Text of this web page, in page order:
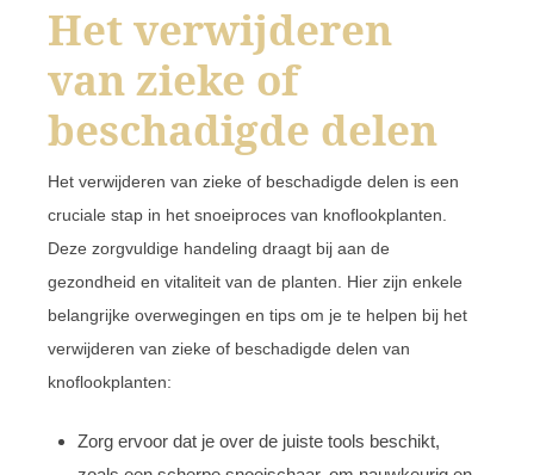
Het verwijderen
van zieke of
beschadigde delen
Het verwijderen van zieke of beschadigde delen is een
cruciale stap in het snoeiproces van knoflookplanten.
Deze zorgvuldige handeling draagt bij aan de
gezondheid en vitaliteit van de planten. Hier zijn enkele
belangrijke overwegingen en tips om je te helpen bij het
verwijderen van zieke of beschadigde delen van
knoflookplanten:
Zorg ervoor dat je over de juiste tools beschikt,